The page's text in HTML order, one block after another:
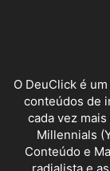
O DeuClick é
conteúdos de
cada vez
Millennials
Conteúdo e